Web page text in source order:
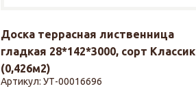
Доска террасная лиственница
гладкая 28*142*3000, сорт Классик
(0,426м2)
Артикул: УТ-00016696